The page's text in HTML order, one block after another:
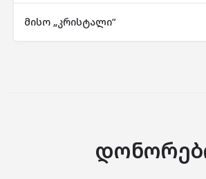
მისო „კრისტალი“